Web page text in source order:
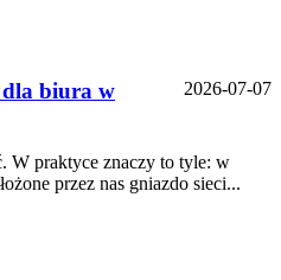
2026-07-07
dla biura w
W praktyce znaczy to tyle: w
przez nas gniazdo sieci...